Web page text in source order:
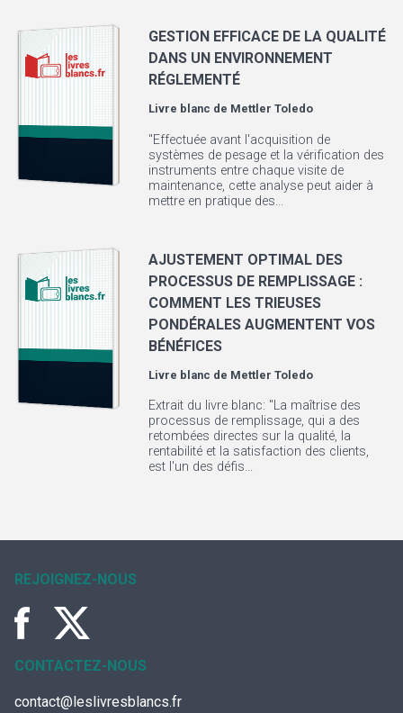
GESTION EFFICACE DE LA QUALITÉ
DANS UN ENVIRONNEMENT
RÉGLEMENTÉ
Livre blanc de Mettler Toledo
"Effectuée avant l'acquisition de
systèmes de pesage et la vérification des
instruments entre chaque visite de
maintenance, cette analyse peut aider à
mettre en pratique des...
AJUSTEMENT OPTIMAL DES
PROCESSUS DE REMPLISSAGE :
COMMENT LES TRIEUSES
PONDÉRALES AUGMENTENT VOS
BÉNÉFICES
Livre blanc de Mettler Toledo
Extrait du livre blanc: "La maîtrise des
processus de remplissage, qui a des
retombées directes sur la qualité, la
rentabilité et la satisfaction des clients,
est l'un des défis...
REJOIGNEZ-NOUS
CONTACTEZ-NOUS
contact@leslivresblancs.fr